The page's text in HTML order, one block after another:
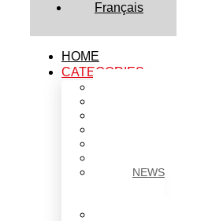
Français
HOME
CATEGORIES
NEWS